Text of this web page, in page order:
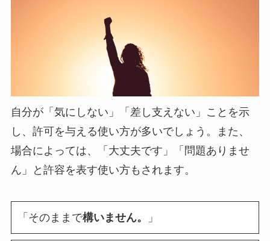
自分が「気にしない」「差し支えない」ことを示
し、許可を与える使い方が多いでしょう。また、
場合によっては、「大丈夫です」「問題ありませ
ん」と許容を表す使い方もされます。
「そのままで構いません。 」